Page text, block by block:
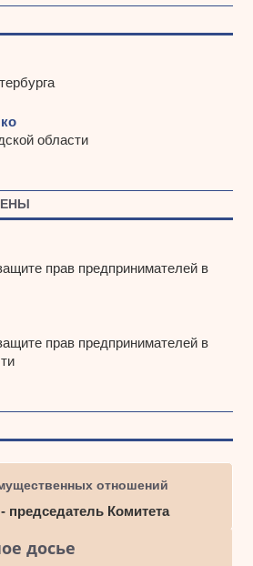
области
прав предпринимателей в
прав предпринимателей в
отношений
председатель Комитета
досье